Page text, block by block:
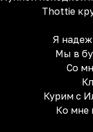
Thottie
Я
Мы в
Со
Курим с
Ко мне